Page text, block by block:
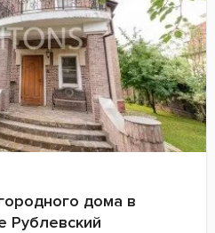
дома в
Рублевский